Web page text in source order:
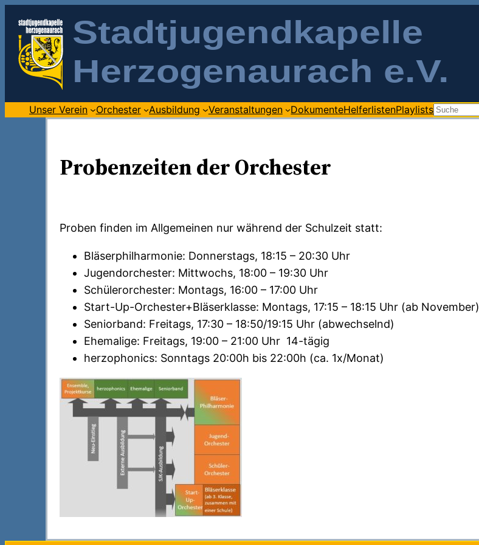
Unser Verein Orchester Ausbildung Veranstaltungen DokumenteHelferlistenPlaylistsSuchen
Probenzeiten der Orchester
Proben finden im Allgemeinen nur während der Schulzeit statt:
Bläserphilharmonie: Donnerstags, 18:15 – 20:30 Uhr
Jugendorchester: Mittwochs, 18:00 – 19:30 Uhr
Schülerorchester: Montags, 16:00 – 17:00 Uhr
Start-Up-Orchester+Bläserklasse: Montags, 17:15 – 18:15 Uhr (ab November)
Seniorband: Freitags, 17:30 – 18:50/19:15 Uhr (abwechselnd)
Ehemalige: Freitags, 19:00 – 21:00 Uhr 14-tägig
herzophonics: Sonntags 20:00h bis 22:00h (ca. 1x/Monat)